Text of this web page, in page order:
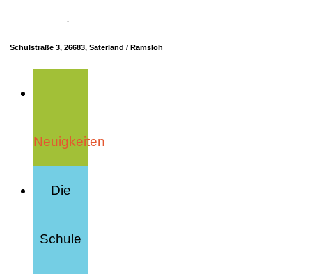
·
Schulstraße 3, 26683, Saterland / Ramsloh
Neuigkeiten
Die
Schule